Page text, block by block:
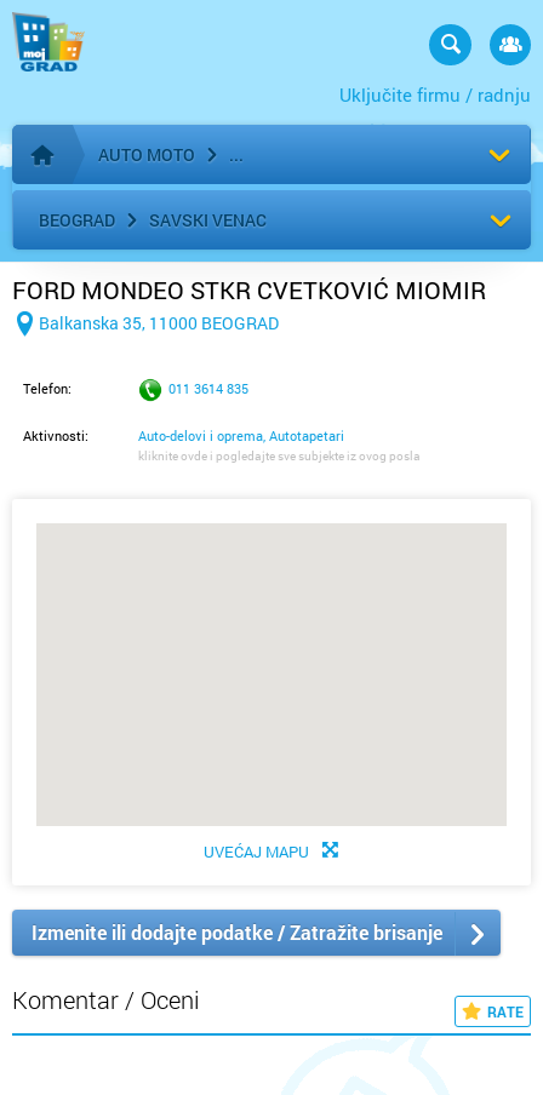
Uključite firmu / radnju
Početna stranica
AUTO MOTO
BEOGRAD SAVSKI VENAC
FORD MONDEO STKR CVETKOVIĆ MIOMIR
Balkanska 35, 11000 BEOGRAD
Telefon: 011 3614 835
Aktivnosti: Auto-delovi i oprema, Autotapetari
kliknite ovde i pogledajte sve subjekte iz ovog posla
UVEĆAJ MAPU
Izmenite ili dodajte podatke / Zatražite brisanje
Komentar / Oceni RATE